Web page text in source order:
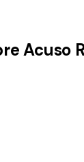
Acuso